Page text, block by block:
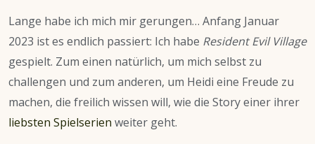
Lange habe ich mich mir gerungen… Anfang Januar
2023 ist es endlich passiert: Ich habe Resident Evil Village
gespielt. Zum einen natürlich, um mich selbst zu
challengen und zum anderen, um Heidi eine Freude zu
machen, die freilich wissen will, wie die Story einer ihrer
liebsten Spielserien weiter geht.